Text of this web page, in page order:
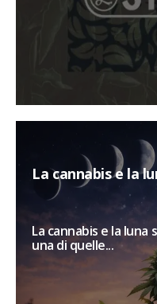
La cannabis e la
La cannabis e la
una di quelle...